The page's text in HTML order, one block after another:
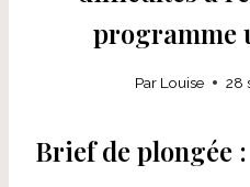
programme
Par Louise 28
Brief de plongée :